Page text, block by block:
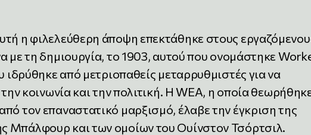
η φιλελεύθερη άποψη επεκτάθηκε στους
με τη δημιουργία, το 1903, αυτού που ονομάστηκε
από μετριοπαθείς μεταρρυθμιστές για να
την κοινωνία και την πολιτική. Η WEA, η οποία
τον επαναστατικό μαρξισμό, έλαβε την έγκριση της
Μπάλφουρ και των ομοίων του Ουίνστον Τσόρτσιλ.